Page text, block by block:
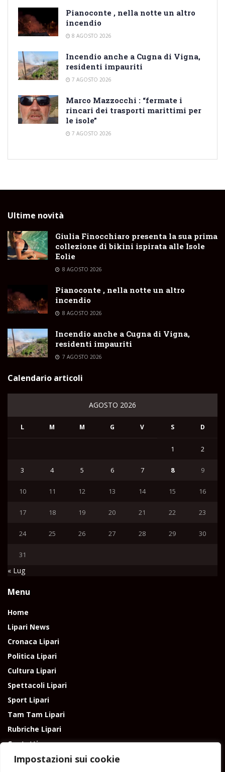
Impostazioni sui cookie
Pianoconte , nella notte un altro
incendio
8 AGOSTO 2026
Incendio anche a Cugna di Vigna,
residenti impauriti
7 AGOSTO 2026
Marco Mazzocchi : “fermate i
rincari dei trasporti marittimi per
le isole”
7 AGOSTO 2026
Ultime novità
Giulia Finocchiaro presenta la sua prima
collezione di bikini ispirata alle Isole
Eolie
8 AGOSTO 2026
Pianoconte , nella notte un altro
incendio
8 AGOSTO 2026
Incendio anche a Cugna di Vigna,
residenti impauriti
7 AGOSTO 2026
Calendario articoli
AGOSTO 2026
L M M G V S D
1 2
3 4 5 6 7 8 9
10 11 12 13 14 15 16
17 18 19 20 21 22 23
24 25 26 27 28 29 30
31
« Lug
Menu
Home
Lipari News
Cronaca Lipari
Politica Lipari
Cultura Lipari
Spettacoli Lipari
Sport Lipari
Tam Tam Lipari
Rubriche Lipari
Contatti